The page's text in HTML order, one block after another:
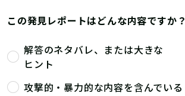
この発見レポートはどんな内容ですか？
解答のネタバレ、または大きな
ヒント
攻撃的・暴力的な内容を含んでいる